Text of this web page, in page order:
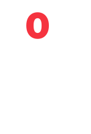
0